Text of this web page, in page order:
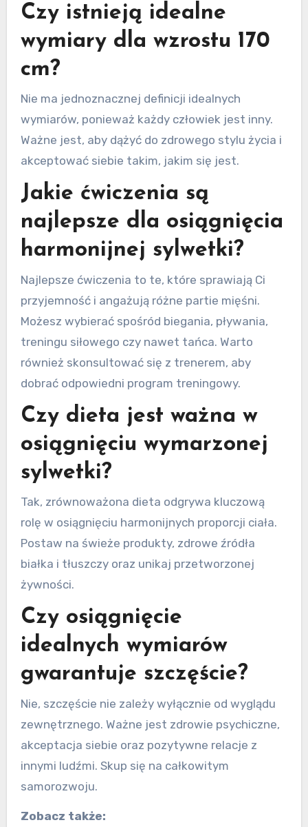
Czy istnieją idealne
wymiary dla wzrostu 170
cm?
Nie ma jednoznacznej definicji idealnych
wymiarów, ponieważ każdy człowiek jest inny.
Ważne jest, aby dążyć do zdrowego stylu życia i
akceptować siebie takim, jakim się jest.
Jakie ćwiczenia są
najlepsze dla osiągnięcia
harmonijnej sylwetki?
Najlepsze ćwiczenia to te, które sprawiają Ci
przyjemność i angażują różne partie mięśni.
Możesz wybierać spośród biegania, pływania,
treningu siłowego czy nawet tańca. Warto
również skonsultować się z trenerem, aby
dobrać odpowiedni program treningowy.
Czy dieta jest ważna w
osiągnięciu wymarzonej
sylwetki?
Tak, zrównoważona dieta odgrywa kluczową
rolę w osiągnięciu harmonijnych proporcji ciała.
Postaw na świeże produkty, zdrowe źródła
białka i tłuszczy oraz unikaj przetworzonej
żywności.
Czy osiągnięcie
idealnych wymiarów
gwarantuje szczęście?
Nie, szczęście nie zależy wyłącznie od wyglądu
zewnętrznego. Ważne jest zdrowie psychiczne,
akceptacja siebie oraz pozytywne relacje z
innymi ludźmi. Skup się na całkowitym
samorozwoju.
Zobacz także: